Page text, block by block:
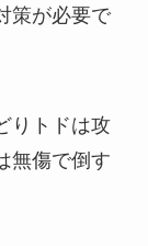
策が必要で
りトドは攻
無傷で倒す